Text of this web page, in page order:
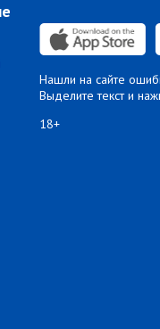
Нашли на сайте
Выделите текст и
18+